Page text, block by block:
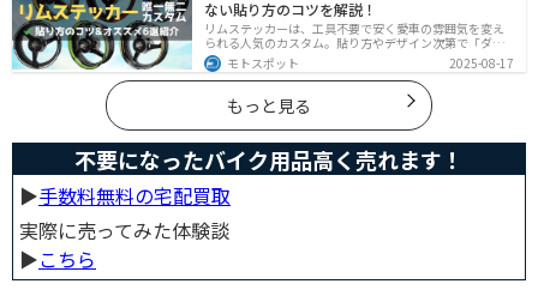
ない貼り方のコツを解説！
リムステッカーは、工具不要で安く愛車の雰囲気を変え
られる人気のカスタム。貼り方やデザイン次第で「ダサ
い」仕上がりになることも。本記事では失敗例や選び
方、きれいに貼るコツからおすすめ商品まで詳しく紹
介。初心者でも安心して足回りをカッコよくドレスアッ
プできます。
モトスポット 2025-08-17
もっと見る
不要になったバイク用品高く売れます！
▶︎手数料無料の宅配買取
実際に売ってみた体験談
▶︎こちら